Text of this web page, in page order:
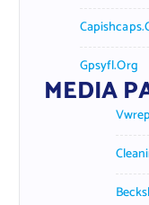
Gpsyfl.org
MEDIA